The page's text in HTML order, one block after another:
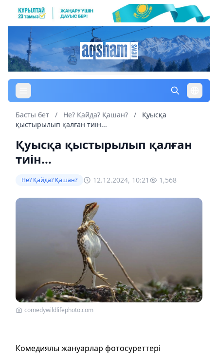
Басты бет / Не? Қайда? Қашан? /
Қуысқа
қыстырылып қалған тиін...
Қуысқа қыстырылып қалған
тиін...
Не? Қайда? Қашан? 12.12.2024, 10:21 1,568
comedywildlifephoto.com
Комедиялы жануарлар фотосуреттері